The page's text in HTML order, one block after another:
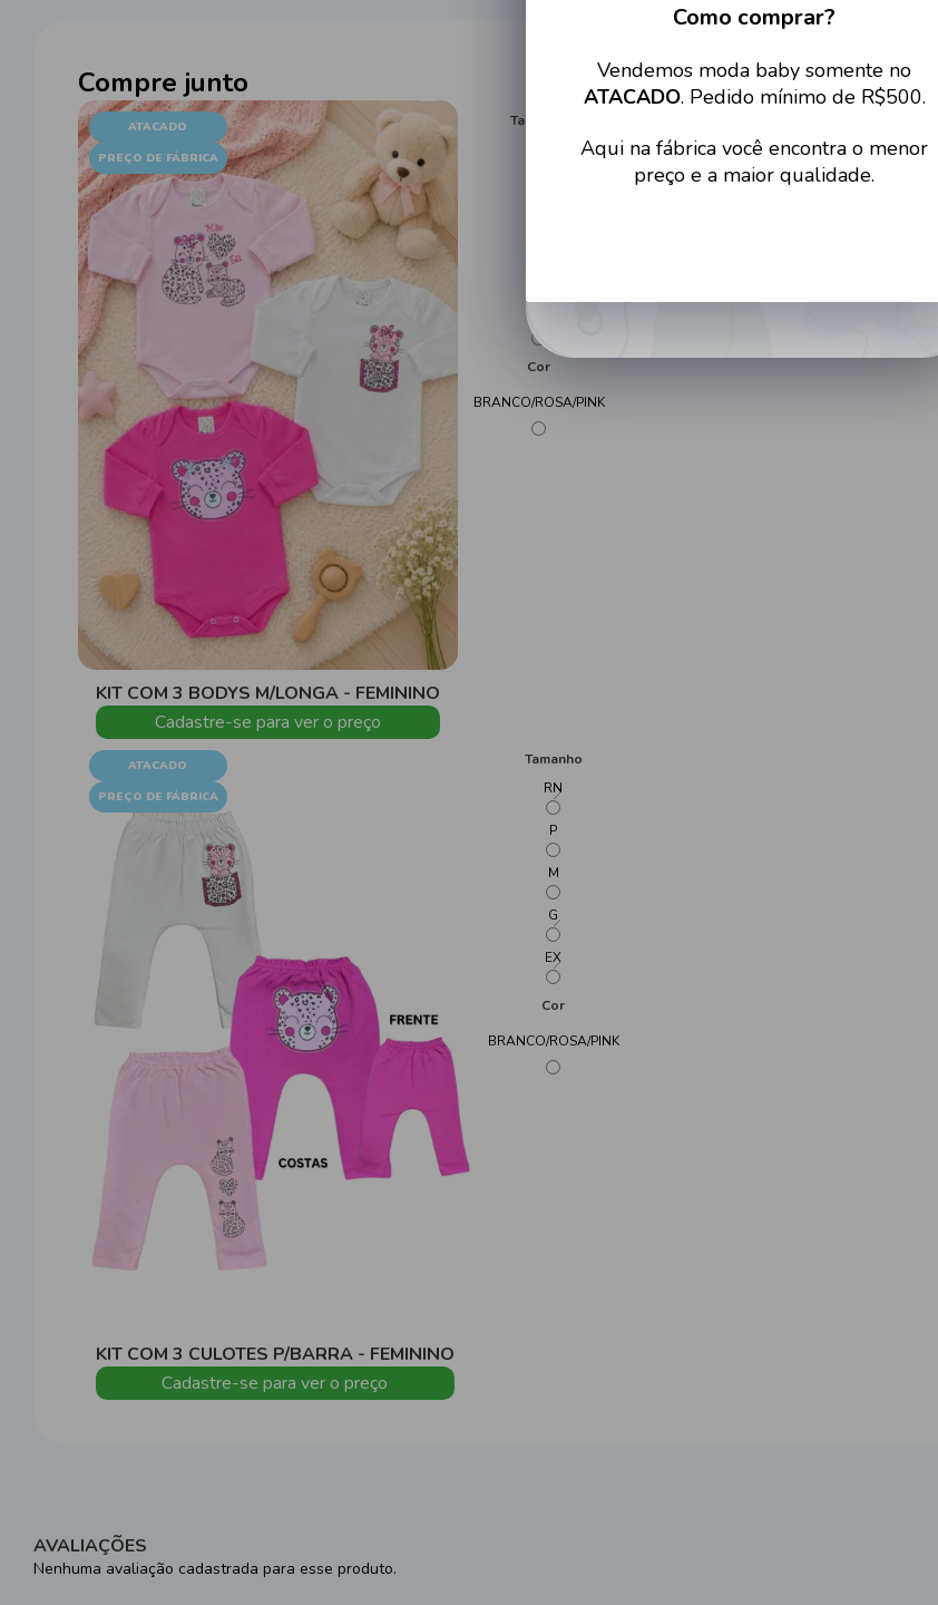
Compre junto
ATACADO
PREÇO DE FÁBRICA
KIT COM 3 BODYS M/LONGA - FEMININO
Cadastre-se para ver o preço
Tamanho
Cor
BRANCO/ROSA/PINK
ATACADO
PREÇO DE FÁBRICA
KIT COM 3 CULOTES P/BARRA - FEMININO
Cadastre-se para ver o preço
Tamanho
RN
P
M
G
EX
Cor
BRANCO/ROSA/PINK
AVALIAÇÕES
Nenhuma avaliação cadastrada para esse produto.
acesso a condições imperdíveis
Como comprar?
Vendemos moda baby somente no
ATACADO. Pedido mínimo de R$500.
Aqui na fábrica você encontra o menor
preço e a maior qualidade.